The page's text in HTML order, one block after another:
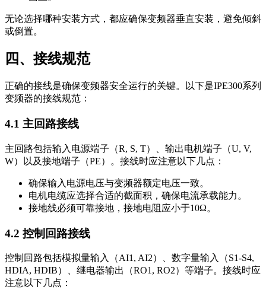
无论选择哪种安装方式，都应确保变频器垂直安装，避免倾斜
或倒置。
四、接线规范
正确的接线是确保变频器安全运行的关键。以下是IPE300系列
变频器的接线规范：
4.1 主回路接线
主回路包括输入电源端子（R, S, T）、输出电机端子（U, V,
W）以及接地端子（PE）。接线时应注意以下几点：
确保输入电源电压与变频器额定电压一致。
电机电缆应选择合适的截面积，确保电流承载能力。
接地线必须可靠接地，接地电阻应小于10Ω。
4.2 控制回路接线
控制回路包括模拟量输入（AI1, AI2）、数字量输入（S1-S4,
HDIA, HDIB）、继电器输出（RO1, RO2）等端子。接线时应
注意以下几点：